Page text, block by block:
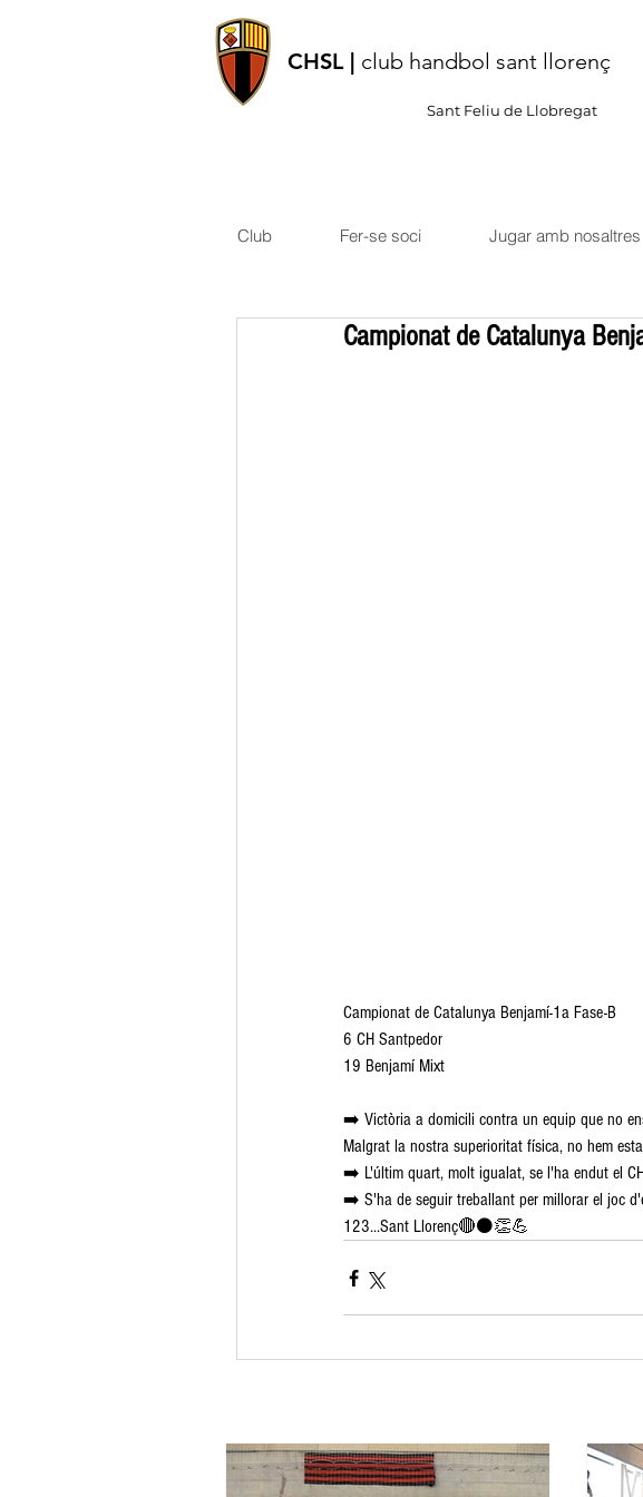
CHSL | club handbol sant llorenç
Sant Feliu de Llobregat
Club Fer-se soci Jugar amb nosaltres
Campionat de Catalunya
Campionat de Catalunya Benjamí-1a Fase-B
6 CH Santpedor
19 Benjamí Mixt
➡️ Victòria a domicili contra un equip que no
Malgrat la nostra superioritat física, no hem
➡️ L'últim quart, molt igualat, se l'ha endut el
➡️ S'ha de seguir treballant per millorar el joc
123...Sant Llorenç🔴⚫👏💪